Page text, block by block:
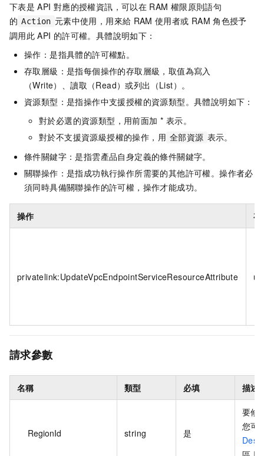
下表是 API 對應的授權資訊，可以在 RAM 權限原則語句
的 Action 元素中使用，用來給 RAM 使用者或 RAM 角色授予
調用此 API 的許可權。具體說明如下：
操作：是指具體的許可權點。
存取層級：是指每個操作的存取層級，取值為寫入
（Write）、讀取（Read）或列出（List）。
資源類型：是指操作中支援授權的資源類型。具體說明如下：
對於必選的資源類型，用前面加 * 表示。
對於不支援資源級授權的操作，用 全部資源 表示。
條件關鍵字：是指雲產品自身定義的條件關鍵字。
關聯操作：是指成功執行操作所需要的其他許可權。操作者必
須同時具備關聯操作的許可權，操作才能成功。
操作 存
privatelink:UpdateVpcEndpointServiceResourceAttribute
請求參數
名稱 類型 必填 描述
RegionId string 是
要修
您可